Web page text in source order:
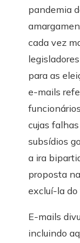
pandemia
cada vez
para as
e-mails
cujas
subsídios
a ira
proposta
excluí-la
E-mails
incluindo